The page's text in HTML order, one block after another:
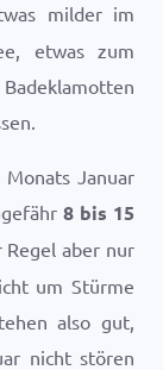
milder im
etwas zum
Januar
8 bis 15
Regel aber nur
um Stürme
also gut,
nicht stören